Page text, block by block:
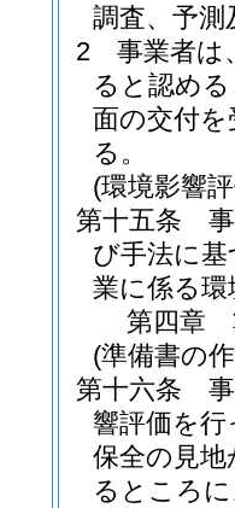
調査、予
2
事業者は
ると認め
面の交付
る。
(環境影響
第十五条
び手法に
業に係る
第四章
(準備書の
第十六条
響評価を
保全の見
るところ